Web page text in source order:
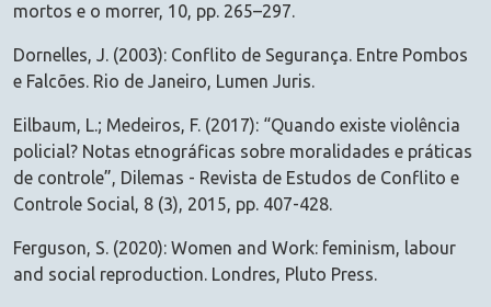
mortos e o morrer, 10, pp. 265–297.
Dornelles, J. (2003): Conflito de Segurança. Entre Pombos
e Falcões. Rio de Janeiro, Lumen Juris.
Eilbaum, L.; Medeiros, F. (2017): “Quando existe violência
policial? Notas etnográficas sobre moralidades e práticas
de controle”, Dilemas - Revista de Estudos de Conflito e
Controle Social, 8 (3), 2015, pp. 407-428.
Ferguson, S. (2020): Women and Work: feminism, labour
and social reproduction. Londres, Pluto Press.